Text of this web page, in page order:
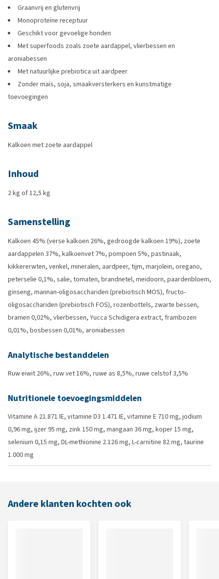
Graanvrij en glutenvrij
Monoproteïne receptuur
Geschikt voor gevoelige honden
Met superfoods zoals zoete aardappel, vlierbessen en
aroniabessen
Met natuurlijke prebiotica uit aardpeer
Zonder maïs, soja, smaakversterkers en kunstmatige
toevoegingen
Smaak
Kalkoen met zoete aardappel
Inhoud
2 kg of 12,5 kg
Samenstelling
Kalkoen 45% (verse kalkoen 26%, gedroogde kalkoen 19%), zoete
aardappelen 37%, kalkoenvet 7%, pompoen 5%, pastinaak,
kikkererwten, venkel, mineralen, aardpeer, tijm, marjolein, oregano,
peterselie 0,1%, salie, tomaten, brandnetel, meidoorn, paardenbloem,
ginseng, mannan-oligosacchariden (prebiotisch MOS), fructo-
oligosacchariden (prebiotisch FOS), rozenbottels, zwarte bessen,
bramen 0,02%, vlierbessen, Yucca Schidigera extract, frambozen
0,01%, bosbessen 0,01%, aroniabessen
Analytische bestanddelen
Ruw eiwit 26%, ruw vet 16%, ruwe as 8,5%, ruwe celstof 3,5%
Nutritionele toevoegingsmiddelen
Vitamine A 21.871 IE, vitamine D3 1.471 IE, vitamine E 710 mg, jodium
0,96 mg, ijzer 95 mg, zink 150 mg, mangaan 36 mg, koper 15 mg,
selenium 0,15 mg, DL-methionine 2.126 mg, L-carnitine 82 mg, taurine
1.000 mg
Andere klanten kochten ook